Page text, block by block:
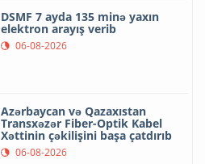
DSMF 7 ayda 135 minə yaxın
elektron arayış verib
06-08-2026
Azərbaycan və Qazaxıstan
Transxəzər Fiber-Optik Kabel
Xəttinin çəkilişini başa çatdırıb
06-08-2026